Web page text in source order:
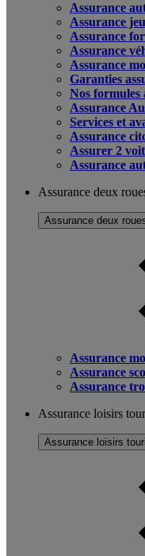
Assurance
Assurance
Assurance
Assurance
Assurance
Garanties
Nos formules
Assurance
Services et
Assurance
Assurer 2
Assurance
Assurance deux
Assurance deux
Assurance
Assurance
Assurance
Assurance loisirs
Assurance loisirs